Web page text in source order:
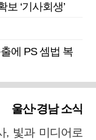
‘기사회생’
에 PS 셈법 복
울산·경남 소식
, 빛과 미디어로